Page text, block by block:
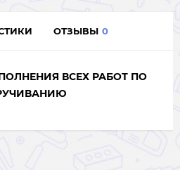
ОТЗЫВЫ 0
ВСЕХ РАБОТ ПО